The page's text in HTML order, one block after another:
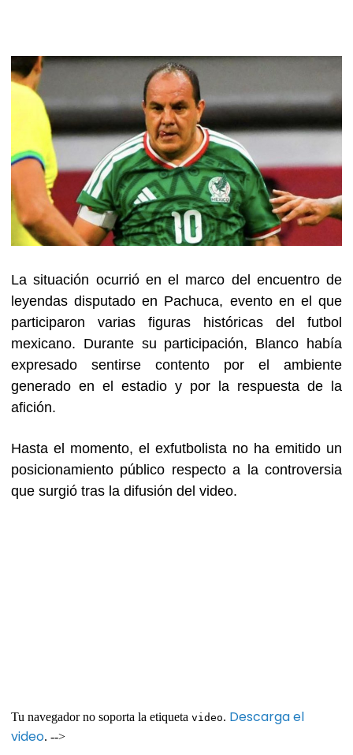
La situación ocurrió en el marco del encuentro de
leyendas disputado en Pachuca, evento en el que
participaron varias figuras históricas del futbol
mexicano. Durante su participación, Blanco había
expresado sentirse contento por el ambiente
generado en el estadio y por la respuesta de la
afición.
Hasta el momento, el exfutbolista no ha emitido un
posicionamiento público respecto a la controversia
que surgió tras la difusión del video.
Tu navegador no soporta la etiqueta video. Descarga el
video. -->